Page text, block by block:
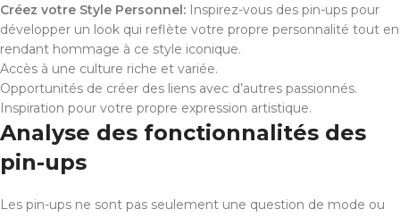
Créez votre Style Personnel: Inspirez-vous des pin-ups pour
développer un look qui reflète votre propre personnalité tout en
rendant hommage à ce style iconique.
Accès à une culture riche et variée.
Opportunités de créer des liens avec d’autres passionnés.
Inspiration pour votre propre expression artistique.
Analyse des fonctionnalités des
pin-ups
Les pin-ups ne sont pas seulement une question de mode ou